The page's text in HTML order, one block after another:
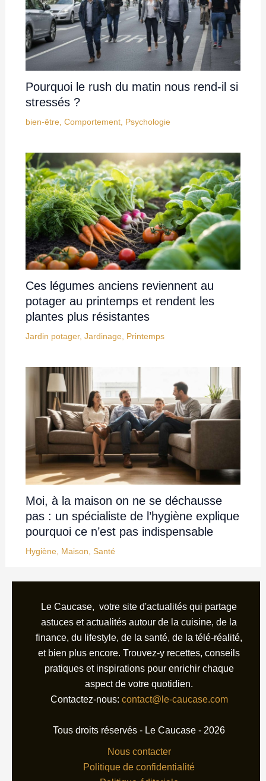
Pourquoi le rush du matin nous rend-il si
stressés ?
bien-être Comportement, Psychologie
Ces légumes anciens reviennent au
potager au printemps et rendent les
plantes plus résistantes
Jardin potager, Jardinage Printemps
Moi, à la maison on ne se déchausse
pas : un spécialiste de l’hygiène explique
pourquoi ce n’est pas indispensable
Hygiène Maison Santé
Le Caucase, votre site d'actualités qui partage
astuces et actualités autour de la cuisine, de la
finance, du lifestyle, de la santé, de la télé-réalité,
et bien plus encore. Trouvez-y recettes, conseils
pratiques et inspirations pour enrichir chaque
aspect de votre quotidien.
Contactez-nous: contact@le-caucase.com
Tous droits réservés - Le Caucase - 2026
Nous contacter
Politique de confidentialité